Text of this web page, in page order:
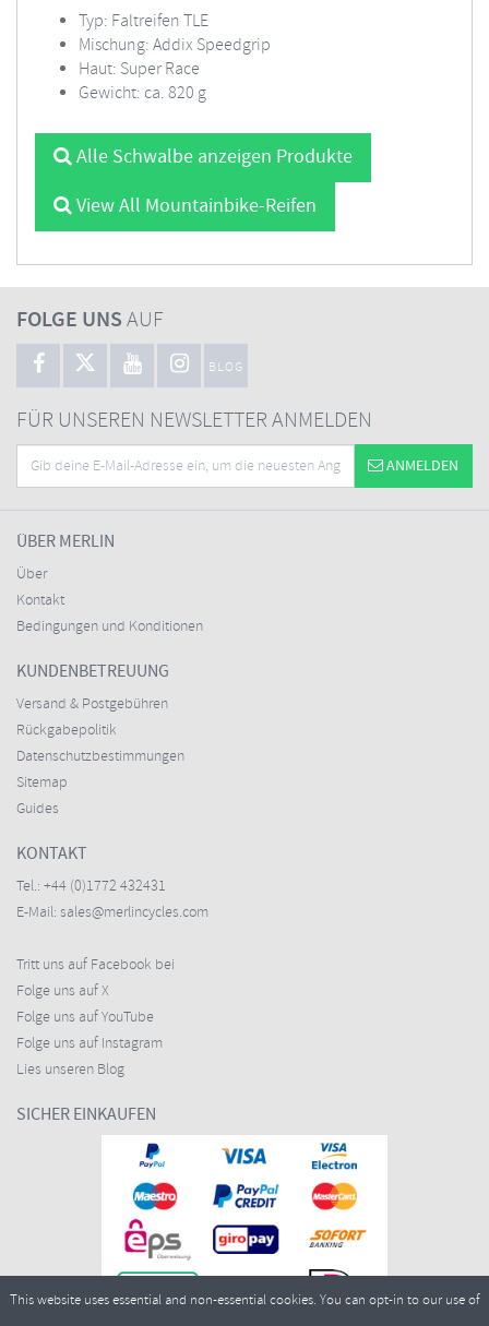
Typ: Faltreifen TLE
Mischung: Addix Speedgrip
Haut: Super Race
Gewicht: ca. 820 g
Alle Schwalbe anzeigen Produkte
View All Mountainbike-Reifen
FOLGE UNSAUF
BLOG
FÜR UNSEREN NEWSLETTER ANMELDEN
ANMELDEN
ÜBER MERLIN
Über
Kontakt
Bedingungen und Konditionen
KUNDENBETREUUNG
Versand & Postgebühren
Rückgabepolitik
Datenschutzbestimmungen
Sitemap
Guides
KONTAKT
Tel.: +44 (0)1772 432431
E-Mail: sales@merlincycles.com
Tritt uns auf Facebook bei
Folge uns auf X
Folge uns auf YouTube
Folge uns auf Instagram
Lies unseren Blog
SICHER EINKAUFEN
This website uses essential and non-essential cookies. You can opt-in to our use of